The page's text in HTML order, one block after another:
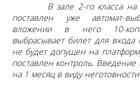
В зале 2-го класса на
поставлен уже автомат-
вложении в него 10-
выбрасывает билет для
не будет допущен на
поставлен контроль.
на 1 месяц в виду